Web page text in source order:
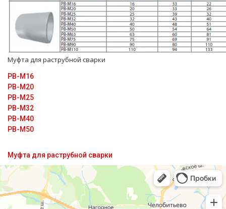
Муфта для раструбной сварки
PB-M16
PB-M20
PB-M25
PB-M32
PB-M40
PB-M50
Муфта для раструбной сварки